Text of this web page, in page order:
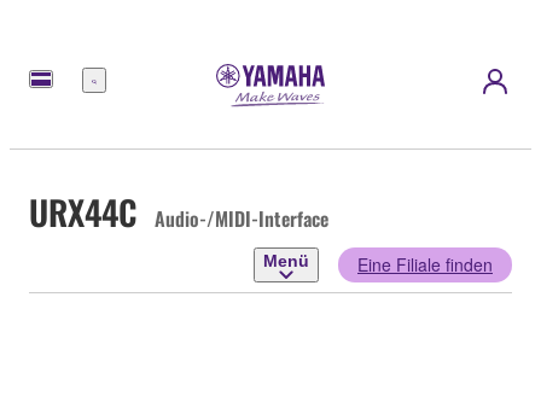
Menü
URX44C Audio-/MIDI-Interface
Menü Eine Filiale finden